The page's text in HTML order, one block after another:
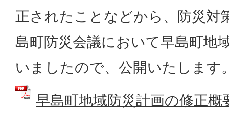
正されたことなどから、防災対
島町防災会議において早島町地
いましたので、公開いたします
早島町地域防災計画の修正概